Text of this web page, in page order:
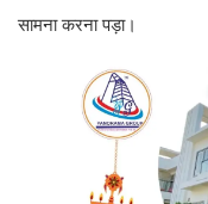
सामना करना पड़ा।